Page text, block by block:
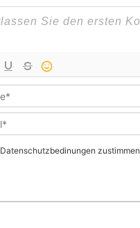
Datenschutzbedinungen zustimmen